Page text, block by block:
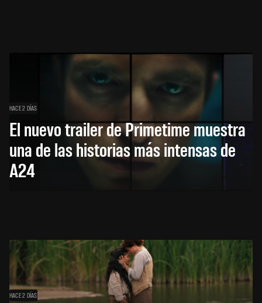
HACE 2 DÍAS
El nuevo trailer de Primetime muestra
una de las historias más intensas de
A24
HACE 2 DÍAS